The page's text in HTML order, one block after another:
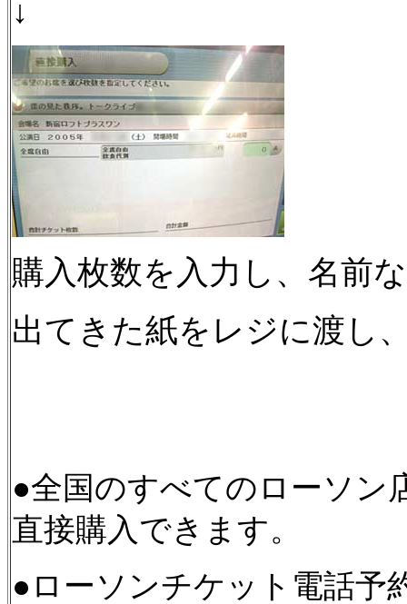
↓
購入枚数を入力し、名前
出てきた紙をレジに渡し
●全国のすべてのローソン
直接購入できます。
●ローソンチケット電話予